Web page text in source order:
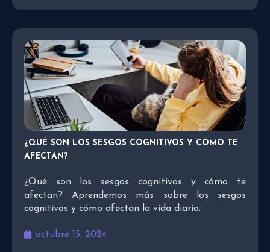
¿QUÉ SON LOS SESGOS COGNITIVOS Y CÓMO TE
AFECTAN?
¿Qué son los sesgos cognitivos y cómo te
afectan? Aprendemos más sobre los sesgos
cognitivos y cómo afectan la vida diaria.
octubre 15, 2024